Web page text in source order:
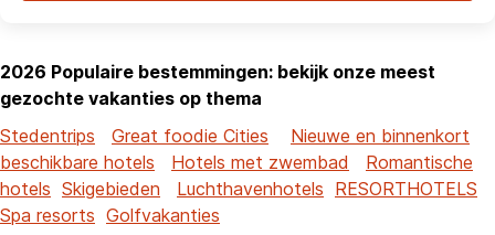
2026 Populaire bestemmingen: bekijk onze meest
gezochte vakanties op thema
Stedentrips
Great foodie Cities
Nieuwe en binnenkort
beschikbare hotels
Hotels met zwembad
Romantische
hotels Skigebieden Luchthavenhotels RESORTHOTELS
Spa resorts Golfvakanties